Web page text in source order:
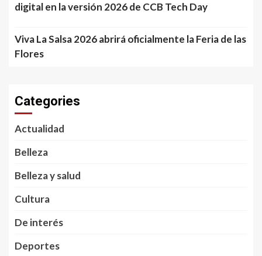
digital en la versión 2026 de CCB Tech Day
Viva La Salsa 2026 abrirá oficialmente la Feria de las
Flores
Categories
Actualidad
Belleza
Belleza y salud
Cultura
De interés
Deportes